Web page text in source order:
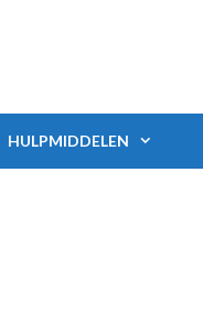
HULPMIDDELEN